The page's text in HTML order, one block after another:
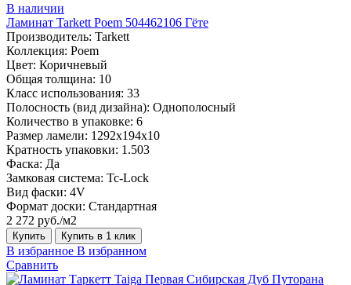
В наличии
Ламинат Tarkett Poem 504462106 Гёте
Производитель: Tarkett
Коллекция: Poem
Цвет: Коричневый
Общая толщина: 10
Класс использования: 33
Полосность (вид дизайна): Однополосный
Количество в упаковке: 6
Размер ламели: 1292х194х10
Кратность упаковки: 1.503
Фаска: Да
Замковая система: Tc-Lock
Вид фаски: 4V
Формат доски: Стандартная
2 272 руб./м2
Купить Купить в 1 клик
В избранное В избранном
Сравнить